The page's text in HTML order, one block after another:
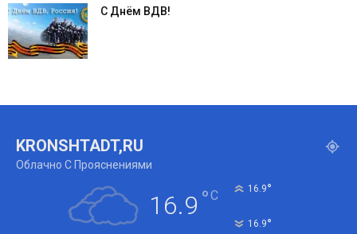
С Днём ВДВ!
KRONSHTADT,RU
Облачно С Прояснениями
16.9 °C 16.9°
16.9°